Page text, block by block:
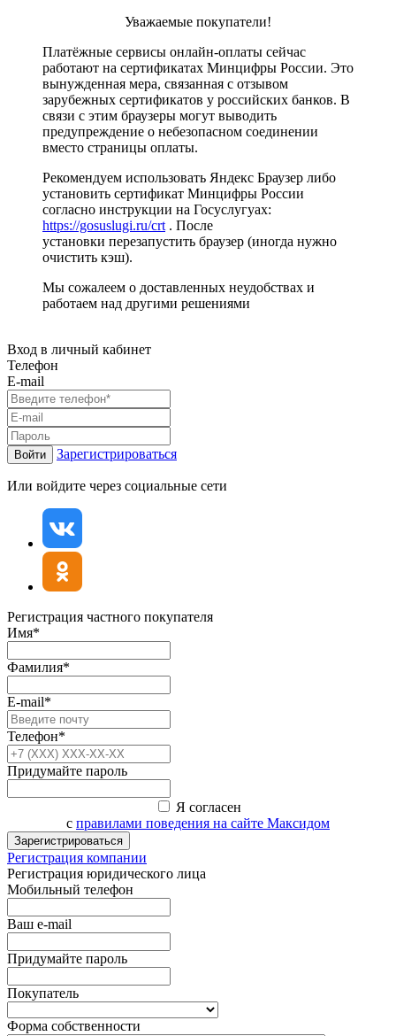
Уважаемые покупатели!
Платёжные сервисы онлайн-оплаты сейчас
работают на сертификатах Минцифры России. Это
вынужденная мера, связанная с отзывом
зарубежных сертификатов у российских банков. В
связи с этим браузеры могут выводить
предупреждение о небезопасном соединении
вместо страницы оплаты.
Рекомендуем использовать Яндекс Браузер либо
установить сертификат Минцифры России
согласно инструкции на Госуслугуах:
https://gosuslugi.ru/crt . После
установки перезапустить браузер (иногда нужно
очистить кэш).
Мы сожалеем о доставленных неудобствах и
работаем над другими решениями
Вход в личный кабинет
Телефон
E-mail
Войти Зарегистрироваться
Или войдите через социальные сети
Регистрация частного покупателя
Имя*
Фамилия*
E-mail*
Телефон*
Придумайте пароль
Я согласен
с правилами поведения на сайте Максидом
Зарегистрироваться
Регистрация компании
Регистрация юридического лица
Мобильный телефон
Ваш e-mail
Придумайте пароль
Покупатель
Форма собственности